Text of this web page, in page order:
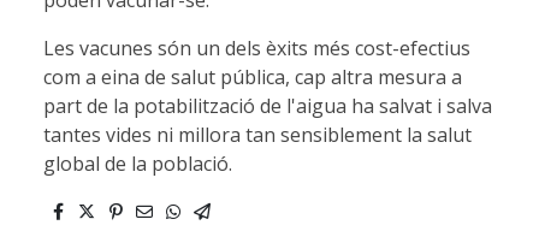
Les vacunes són un dels èxits més cost-efectius
com a eina de salut pública, cap altra mesura a
part de la potabilització de l'aigua ha salvat i salva
tantes vides ni millora tan sensiblement la salut
global de la població.